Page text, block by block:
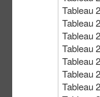
Tableau
Tableau
Tableau
Tableau
Tableau
Tableau
Tableau